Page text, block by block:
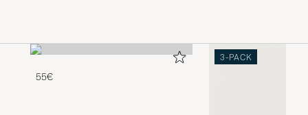
55€
3-PACK